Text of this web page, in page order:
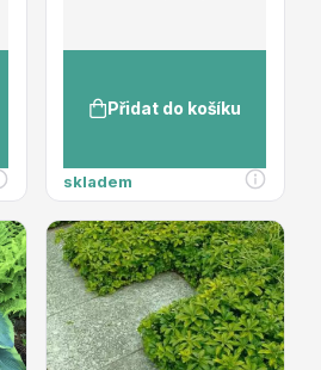
Přidat do košíku
skladem